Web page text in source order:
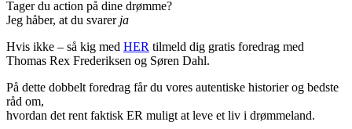
Tager du action på dine drømme?
Jeg håber, at du svarer ja
Hvis ikke – så kig med HER tilmeld dig gratis foredrag med
Thomas Rex Frederiksen og Søren Dahl.
På dette dobbelt foredrag får du vores autentiske historier og bedste
råd om,
hvordan det rent faktisk ER muligt at leve et liv i drømmeland.